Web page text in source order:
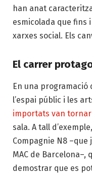
han anat
esmicolada que fins
xarxes social. Els
El carrer
En una programació
l’espai públic i les
importats van
sala. A tall
Compagnie N8
MAC de Barcelona–,
demostrar que es